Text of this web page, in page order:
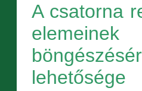
A csatorna
elemeinek